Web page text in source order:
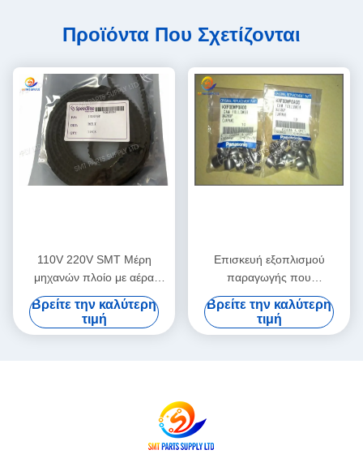
Προϊόντα Που Σχετίζονται
110V 220V SMT Μέρη
μηχανών πλοίο με αέρα
ολοκληρωμένη υπηρεσία
διδασκαλίας πεδίου που
υποστηρίζει προηγμένες
Βρείτε την καλύτερη
τιμή
Επισκευή εξοπλισμού
παραγωγής που
χρησιμοποιείται σε καλή
κατάσταση, σχεδιασμένο για
ακρίβεια και σταθερή
Βρείτε την καλύτερη
τιμή